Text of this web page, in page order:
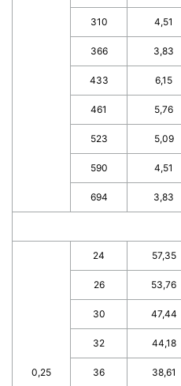
310 4,51
366 3,83
433 6,15
461 5,76
523 5,09
590 4,51
694 3,83
0,25
24 57,35
26 53,76
30 47,44
32 44,18
36 38,61